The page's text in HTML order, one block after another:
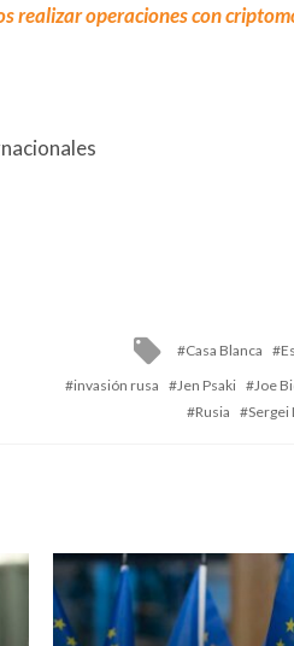
realizar operaciones con
Tagged
Casa Blanca
invasión rusa
Jen Psaki Joe
Rusia
Sergei